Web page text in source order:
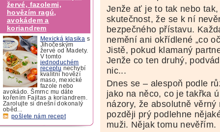
žervé, fazolemi,
hovězím ragú,
avokádem a
koriandrem
Mexická klasika s
Jihočeským
žervé od Madety.
V tomto
jednoduchém
receptu nechybí
kvalitní hovězí
maso, mexické
fazole nebo
avokádo. Šmrnc mu dáte
kořením Fajitas a koriandrem.
Zarolujte si dnešní dokonalý
oběd...
pošlete nám recept
Jenže ať je to tak nebo
skutečnost, že se k ní
bezpečného přístavu.
nemění ani okřídlené „co
Jistě, pokud klamaný
Jenže co ten druhý,
nic...
Dnes se – alespoň podle
jako na něco, co je takřka
názory, že absolutně
později prý podlehne
muži. Nějak tomu nevěřím.